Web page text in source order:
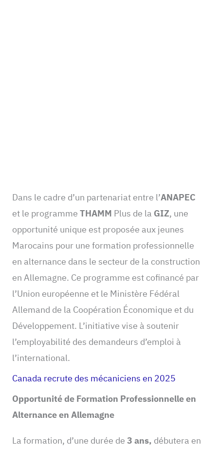
Dans le cadre d’un partenariat entre l’ANAPEC
et le programmeTHAMM Plus de la GIZ, une
opportunité unique est proposée aux jeunes
Marocains pour une formation professionnelle
en alternance dans le secteur de la construction
en Allemagne. Ce programme est cofinancé par
l’Union européenne et le Ministère Fédéral
Allemand de la Coopération Économique et du
Développement. L’initiative vise à soutenir
l’employabilité des demandeurs d’emploi à
l’international.
Canada recrute des mécaniciens en 2025
Opportunité de Formation Professionnelle en
Alternance en Allemagne
La formation, d’une durée de3 ans, débutera en